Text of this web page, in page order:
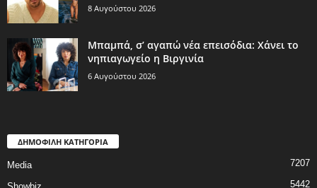
8 Αυγούστου 2026
Μπαμπά, σ’ αγαπώ νέα επεισόδια: Χάνει το
νηπιαγωγείο η Βιργινία
6 Αυγούστου 2026
ΔΗΜΟΦΙΛΗ ΚΑΤΗΓΟΡΙΑ
Media 7207
5442